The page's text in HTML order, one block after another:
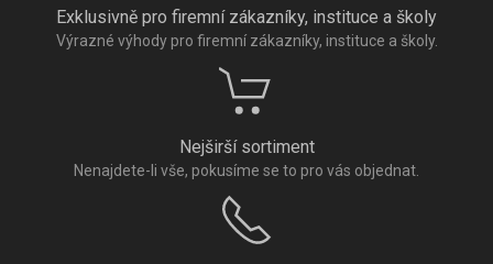
Exklusivně pro firemní zákazníky, instituce a školy
Výrazné výhody pro firemní zákazníky, instituce a školy.
Nejširší sortiment
Nenajdete-li vše, pokusíme se to pro vás objednat.